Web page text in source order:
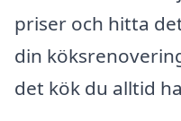
priser och hitta
din
det kök du alltid